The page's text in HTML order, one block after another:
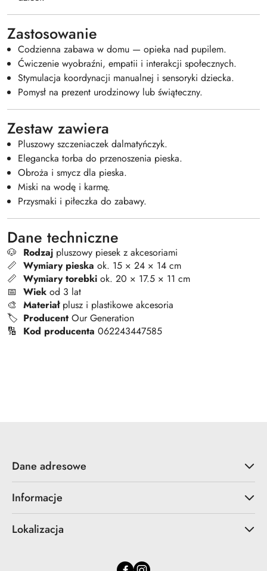
Zastosowanie
Codzienna zabawa w domu — opieka nad pupilem.
Ćwiczenie wyobraźni, empatii i interakcji społecznych.
Stymulacja koordynacji manualnej i sensoryki dziecka.
Pomysł na prezent urodzinowy lub świąteczny.
Zestaw zawiera
Pluszowy szczeniaczek dalmatyńczyk.
Elegancka torba do przenoszenia pieska.
Obroża i smycz dla pieska.
Miski na wodę i karmę.
Przysmaki i piłeczka do zabawy.
Dane techniczne
🐶 Rodzaj pluszowy piesek z akcesoriami
📏 Wymiary pieska ok. 15 × 24 × 14 cm
📏 Wymiary torebki ok. 20 × 17.5 × 11 cm
📅 Wiek od 3 lat
🎨 Materiałplusz i plastikowe akcesoria
🏷️ Producent Our Generation
🔢
Kod producenta 062243447585
Dane adresowe
Informacje
Lokalizacja